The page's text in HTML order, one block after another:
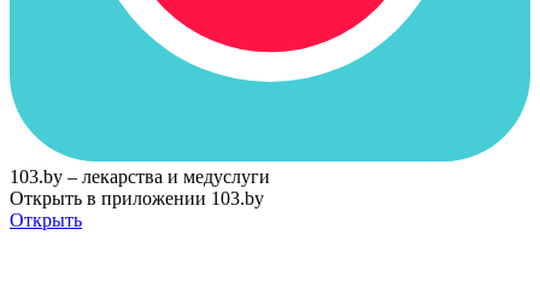
103.by – лекарства и медуслуги
Открыть в приложении 103.by
Открыть